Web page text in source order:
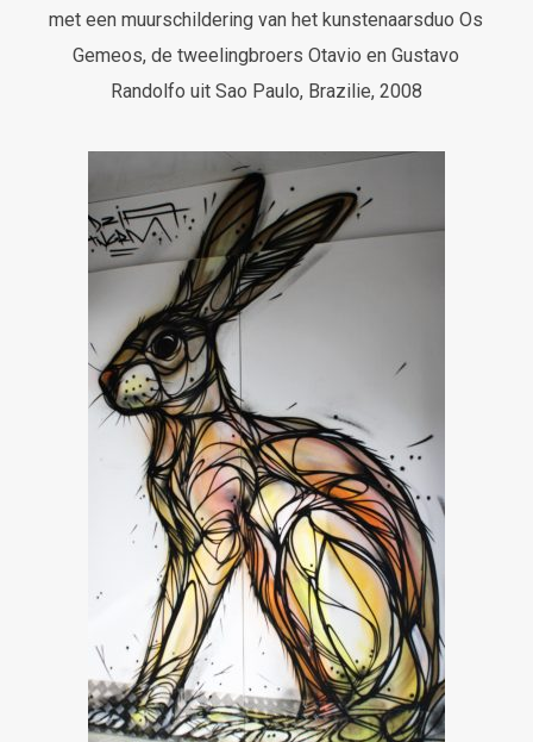
met een muurschildering van het kunstenaarsduo Os
Gemeos, de tweelingbroers Otavio en Gustavo
Randolfo uit Sao Paulo, Brazilie, 2008